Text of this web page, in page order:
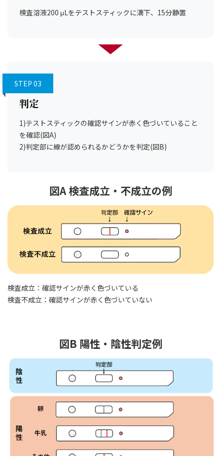
検査溶液200 μLをテストスティックに滴下、15分静置
STEP 03
判定
1)テストスティックの確認サインが赤く色づいていること
を確認(図A)
2)判定部に線が認められるかどうかを判定(図B)
図A 検査成立・不成立の例
検査成立：確認サインが赤く色づいている
検査不成立：確認サインが赤く色づいていない
図B 陽性・陰性判定例